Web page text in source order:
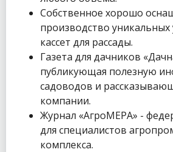
Собственное хорошо
производство
кассет для рассады.
Газета для дачников
публикующая полезную
садоводов и
компании.
Журнал «АгроМЕРА» -
для специалистов
комплекса.